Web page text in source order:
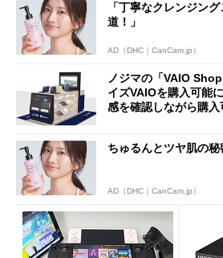
「丁寧なクレンジン
道！」
AD（DHC｜CanCam.jp）
ノジマの「VAIO
イズVAIOを購入可能
感を確認しながら購入
ちゅるんとツヤ肌の秘
AD（DHC｜CanCam.jp）